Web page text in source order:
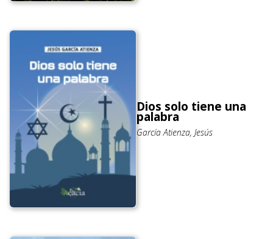
Dios solo tiene una
palabra
García Atienza, Jesús